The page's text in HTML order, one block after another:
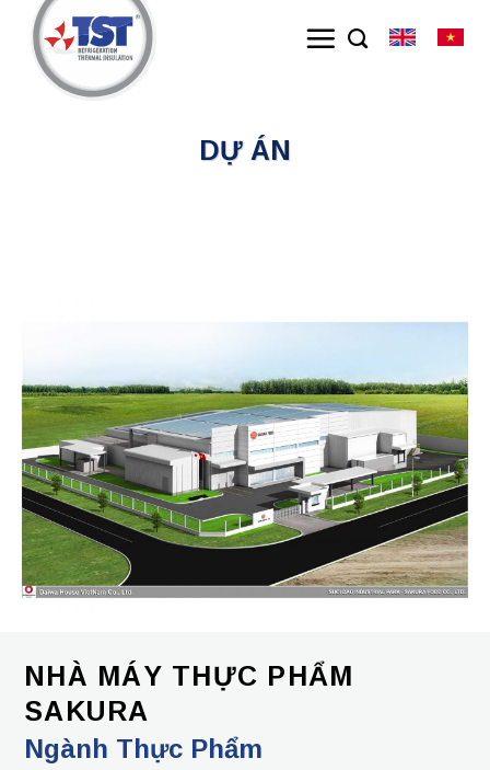
content
DỰ ÁN
NHÀ MÁY THỰC PHẨM
SAKURA
Ngành Thực Phẩm